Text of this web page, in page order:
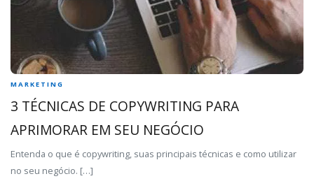
MARKETING
3 TÉCNICAS DE COPYWRITING PARA
APRIMORAR EM SEU NEGÓCIO
Entenda o que é copywriting, suas principais técnicas e como utilizar
no seu negócio. […]